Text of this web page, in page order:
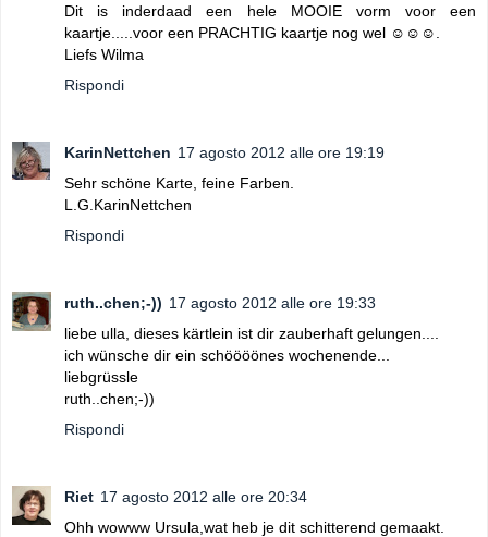
Dit is inderdaad een hele MOOIE vorm voor een
kaartje.....voor een PRACHTIG kaartje nog wel ☺☺☺.
Liefs Wilma
Rispondi
KarinNettchen 17 agosto 2012 alle ore 19:19
Sehr schöne Karte, feine Farben.
L.G.KarinNettchen
Rispondi
ruth..chen;-)) 17 agosto 2012 alle ore 19:33
liebe ulla, dieses kärtlein ist dir zauberhaft gelungen....
ich wünsche dir ein schöööönes wochenende...
liebgrüssle
ruth..chen;-))
Rispondi
Riet 17 agosto 2012 alle ore 20:34
Ohh wowww Ursula,wat heb je dit schitterend gemaakt.